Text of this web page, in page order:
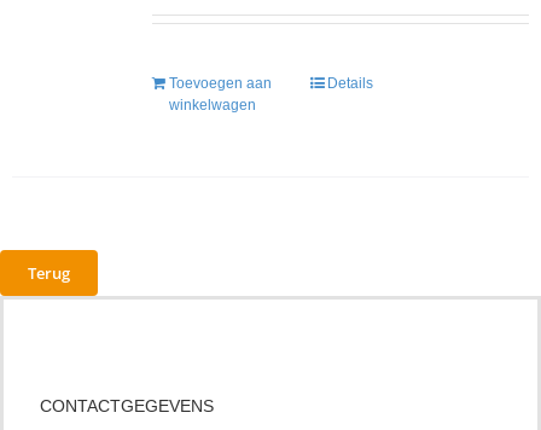
Toevoegen aan
winkelwagen
Details
Terug
CONTACTGEGEVENS